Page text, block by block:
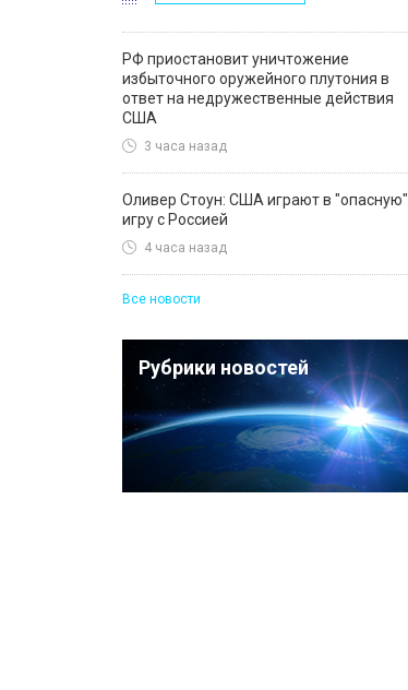
РФ приостановит уничтожение
избыточного оружейного плутония в
ответ на недружественные действия
США
3 часа назад
Оливер Стоун: США играют в "опасную"
игру с Россией
4 часа назад
Все новости
Рубрики новостей